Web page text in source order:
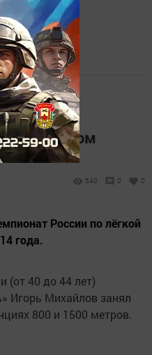
чемпионом
540 0 0
России по лёгкой
года.
(от 40 до 44 лет)
Игорь Михайлов занял
800 и 1500 метров.